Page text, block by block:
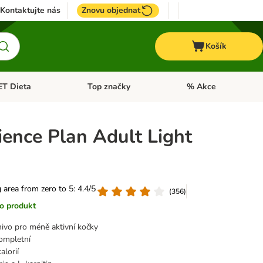
Kontaktujte nás Znovu objednat
Košík
menu: Koně
Dieta Otevřít menu: + VET Dieta
Top značky Otevřít menu: Top
% Akce
Plan Adult Light
from zero to 5: 4.4/5
(356)
produkt
pro méně aktivní kočky